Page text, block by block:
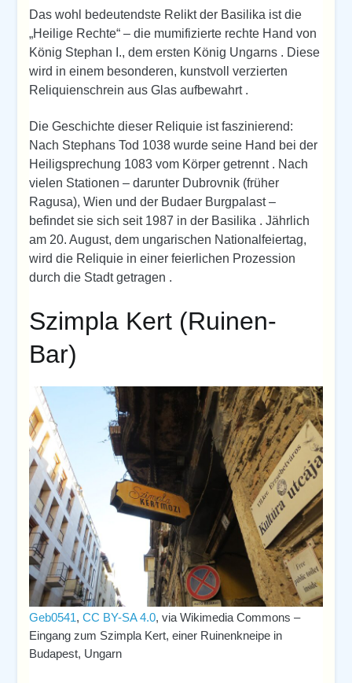
Das wohl bedeutendste Relikt der Basilika ist die
„Heilige Rechte“ – die mumifizierte rechte Hand von
König Stephan I., dem ersten König Ungarns . Diese
wird in einem besonderen, kunstvoll verzierten
Reliquienschrein aus Glas aufbewahrt .
Die Geschichte dieser Reliquie ist faszinierend:
Nach Stephans Tod 1038 wurde seine Hand bei der
Heiligsprechung 1083 vom Körper getrennt . Nach
vielen Stationen – darunter Dubrovnik (früher
Ragusa), Wien und der Budaer Burgpalast –
befindet sie sich seit 1987 in der Basilika . Jährlich
am 20. August, dem ungarischen Nationalfeiertag,
wird die Reliquie in einer feierlichen Prozession
durch die Stadt getragen .
Szimpla Kert (Ruinen-
Bar)
Geb0541,CC BY-SA 4.0, via Wikimedia Commons –
Eingang zum Szimpla Kert, einer Ruinenkneipe in
Budapest, Ungarn